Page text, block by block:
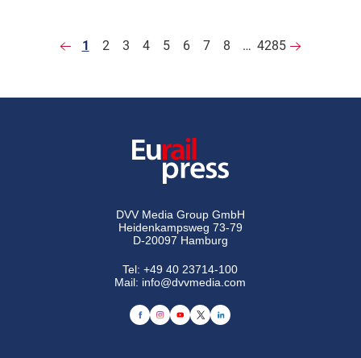
1 2 3 4 5 6 7 8 … 4285
DVV Media Group GmbH
Heidenkampsweg 73-79
D-20097 Hamburg
Tel:+49 40 23714-100
Mail: info@dvvmedia.com